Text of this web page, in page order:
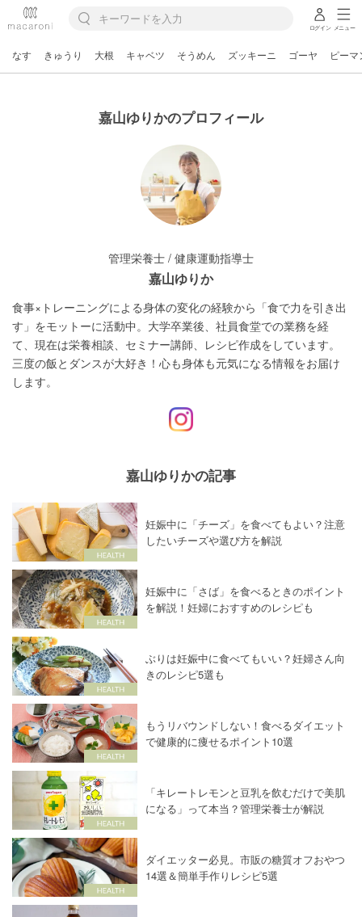
ログイン メニュー
なす きゅうり 大根 キャベツ そうめん ズッキーニ ゴーヤ ピーマ
嘉山ゆりかのプロフィール
管理栄養士 / 健康運動指導士
嘉山ゆりか
食事×トレーニングによる身体の変化の経験から「食で力を引き出
す」をモットーに活動中。大学卒業後、社員食堂での業務を経
て、現在は栄養相談、セミナー講師、レシピ作成をしています。
三度の飯とダンスが大好き！心も身体も元気になる情報をお届け
します。
嘉山ゆりかの記事
妊娠中に「チーズ」を食べてもよい？注意
したいチーズや選び方を解説
妊娠中に「さば」を食べるときのポイント
を解説！妊婦におすすめのレシピも
ぶりは妊娠中に食べてもいい？妊婦さん向
きのレシピ5選も
もうリバウンドしない！食べるダイエット
で健康的に痩せるポイント10選
「キレートレモンと豆乳を飲むだけで美肌
になる」って本当？管理栄養士が解説
ダイエッター必見。市販の糖質オフおやつ
14選＆簡単手作りレシピ5選